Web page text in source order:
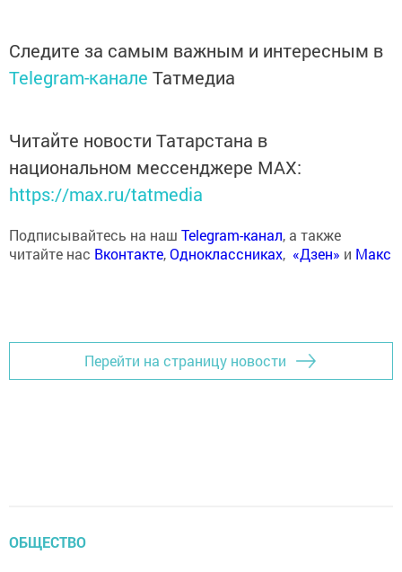
Следите за самым важным и интересным в
Telegram-канале Татмедиа
Читайте новости Татарстана в
национальном мессенджере MАХ:
https://max.ru/tatmedia
Подписывайтесь на наш Telegram-канал, а также
читайте нас Вконтакте,Одноклассниках, «Дзен» и Макс
Перейти на страницу новости
ОБЩЕСТВО